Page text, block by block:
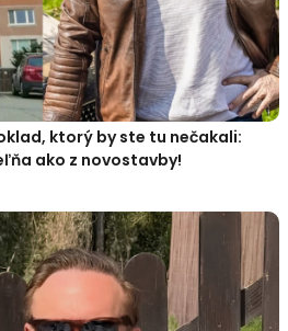
ktorý by ste tu nečakali:
ako z novostavby!